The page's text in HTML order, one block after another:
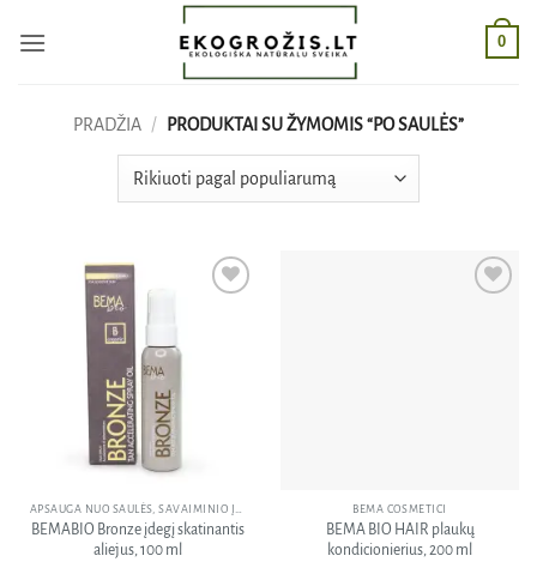
0
PRADŽIA / PRODUKTAI SU ŽYMOMIS “PO SAULĖS”
APSAUGA NUO SAULĖS, SAVAIMINIO ĮDEGIO KREMAI
BEMABIO Bronze įdegį skatinantis
aliejus, 100 ml
BEMA COSMETICI
BEMA BIO HAIR plaukų
kondicionierius, 200 ml